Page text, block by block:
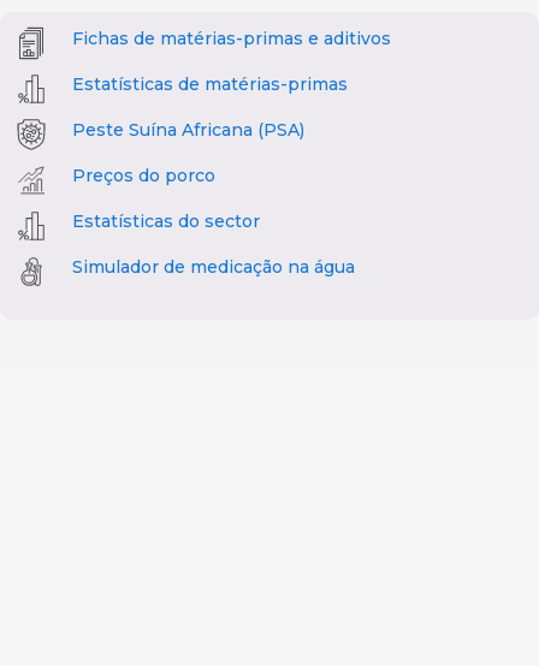
Fichas de matérias-primas e aditivos
Estatísticas de matérias-primas
Peste Suína Africana (PSA)
Preços do porco
Estatísticas do sector
Simulador de medicação na água